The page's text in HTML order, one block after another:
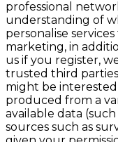
professional
understanding of
personalise
marketing, in
us if you register,
trusted third
might be interested
produced from a
available data
sources such as